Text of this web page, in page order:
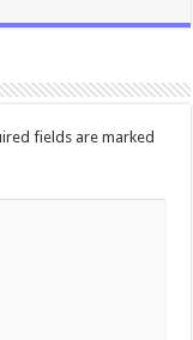
fields are marked